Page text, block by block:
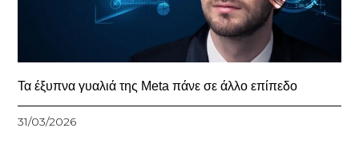
Τα έξυπνα γυαλιά της Meta πάνε σε άλλο επίπεδο
31/03/2026